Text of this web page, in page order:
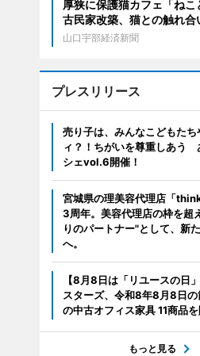
厚狭に保護猫カフェ「ね
古民家改築、猫との触れ合
山口宇部経済新聞
プレスリリース
売り子は、みんなこどもたち
ィ？！ちがいを尊重しあう
シェvol.6開催！
宮城県の理美容代理店「
3周年。美容代理店の枠を超
りのパートナー"として、新
へ。
【8月8日は「リユースの日
スターズ、令和8年8月8日の
の中古オフィス家具 11商品
もっと見る